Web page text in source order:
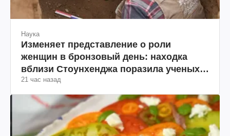
Наука
Изменяет представление о роли
женщин в бронзовый день: находка
вблизи Стоунхенджа поразила ученых
(фото)
21 час назад